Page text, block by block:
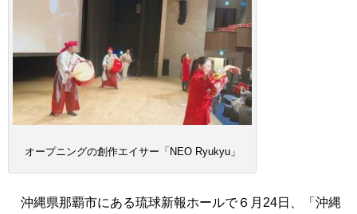
オープニングの創作エイサー「NEO Ryukyu」
沖縄県那覇市にある琉球新報ホールで６月24日、「沖縄